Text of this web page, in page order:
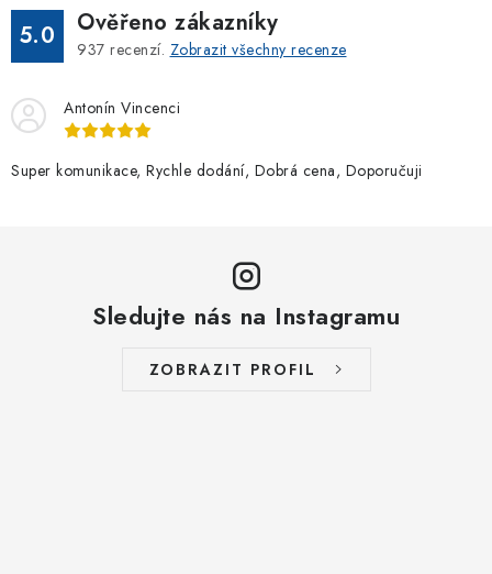
5.0 Ověřeno zákazníky
937 recenzí. Zobrazit všechny recenze
Antonín Vincenci
Super komunikace, Rychle dodání, Dobrá cena, Doporučuji
Sledujte nás na Instagramu
ZOBRAZIT PROFIL